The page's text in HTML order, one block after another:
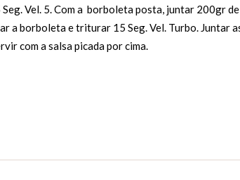
Vel. 5. Com a borboleta posta, juntar 200gr de
a borboleta e triturar 15 Seg. Vel. Turbo. Juntar
com a salsa picada por cima.